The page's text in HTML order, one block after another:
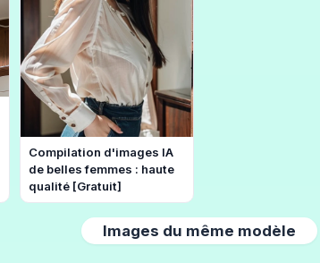
Compilation d'images IA
de belles femmes : haute
qualité [Gratuit]
Images du même modèle